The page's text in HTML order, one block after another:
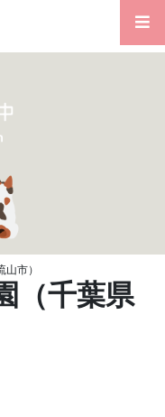
市）
（千葉県